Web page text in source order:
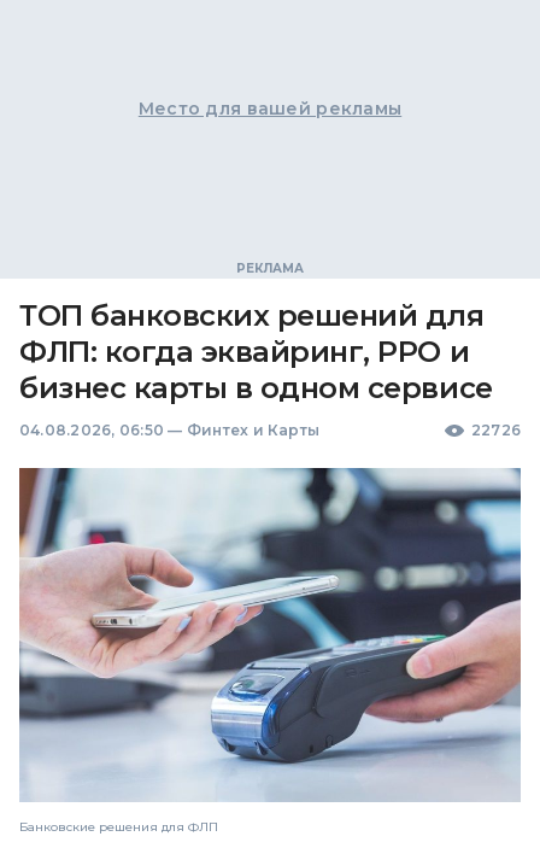
Место для вашей рекламы
ТОП банковских решений для
ФЛП: когда эквайринг, РРО и
бизнес карты в одном сервисе
04.08.2026, 06:50 — Финтех и Карты 22726
Банковские решения для ФЛП